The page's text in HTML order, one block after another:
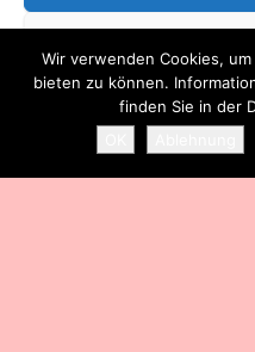
Stolz präsentiert von
Wir verwenden Cookies,
bieten zu können.
finden Sie in der